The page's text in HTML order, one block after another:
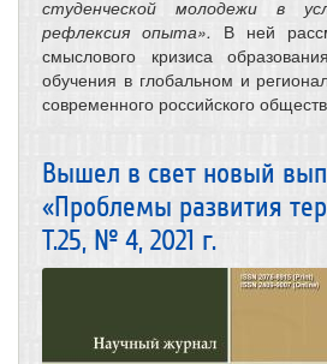
студенческой молодежи в
рефлексия опыта». В ней
смыслового кризиса
обучения в глобальном и
современного российского
Вышел в свет новый
«Проблемы развития
Т.25, № 4, 2021 г.